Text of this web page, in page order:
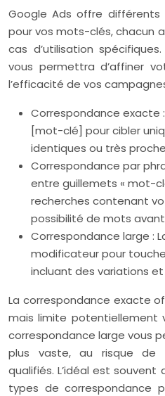
Google Ads offre
pour vos mots-clés, chacun
cas d’utilisation
vous permettra d’affiner
l’efficacité de vos
Correspondance exacte
[mot-clé] pour cibler
identiques ou très
Correspondance par
entre guillemets « mot-
recherches contenant
possibilité de mots
Correspondance large :
modificateur pour
incluant des variations
La correspondance exacte
mais limite potentiellement
correspondance large vous
plus vaste, au risque de
qualifiés. L’idéal est
types de correspondance